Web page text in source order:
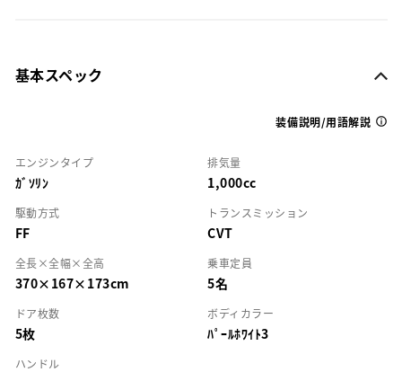
基本スペック
装備説明/用語解説
エンジンタイプ
ｶﾞｿﾘﾝ
排気量
1,000cc
駆動方式
FF
トランスミッション
CVT
全長×全幅×全高
370×167×173cm
乗車定員
5名
ドア枚数
5枚
ボディカラー
ﾊﾟｰﾙﾎﾜｲﾄ3
ハンドル